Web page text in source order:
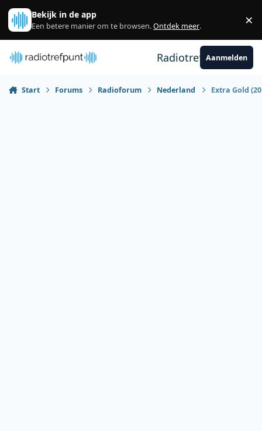
Spring naar bijdragen
Bekijk in de app
Een betere manier om te browsen.Ontdek meer. ×
RadiotrefpuntAanmelden
Start Forums Radioforum Nederland Extra Gold